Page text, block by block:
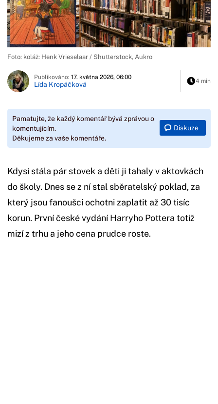
Foto: koláž: Henk Vrieselaar / Shutterstock, Aukro
Publikováno: 17. května 2026, 06:00
Lída Kropáčková 4 min
Pamatujte, že každý komentář bývá zprávou o
komentujícím.
Děkujeme za vaše komentáře.
Diskuze
Kdysi stála pár stovek a děti ji tahaly v aktovkách
do školy. Dnes se z ní stal sběratelský poklad, za
který jsou fanoušci ochotni zaplatit až 30 tisíc
korun. První české vydání Harryho Pottera totiž
mizí z trhu a jeho cena prudce roste.